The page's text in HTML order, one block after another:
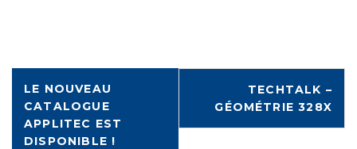
LE NOUVEAU
CATALOGUE
APPLITEC EST
DISPONIBLE !
TECHTALK –
GÉOMÉTRIE 328X